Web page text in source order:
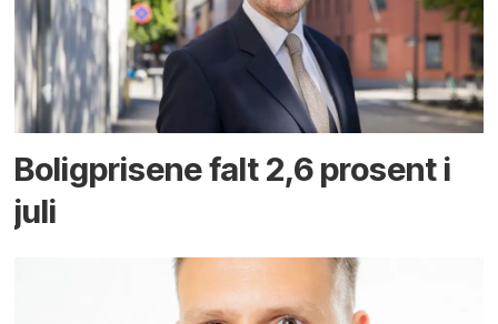
Boligprisene falt 2,6 prosent i
juli